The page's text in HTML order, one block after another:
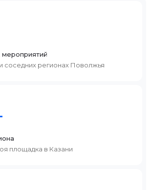
соседних регионах Поволжья
площадка в Казани